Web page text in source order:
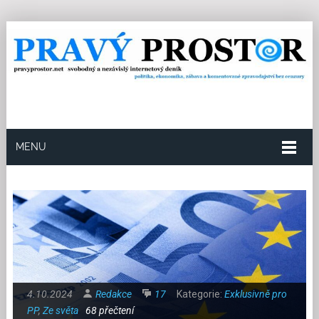
MENU
4.10.2024 Redakce 17 Kategorie: Exklusivně pro
PP, Ze světa 68 přečtení